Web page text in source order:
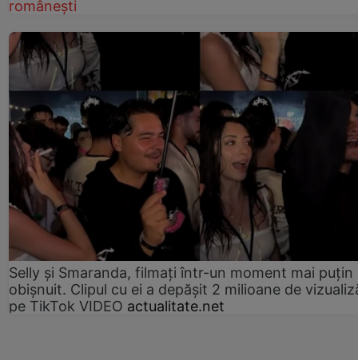
românești
Selly și Smaranda, filmați într-un moment mai puțin
obișnuit. Clipul cu ei a depășit 2 milioane de
pe TikTok VIDEO actualitate.net